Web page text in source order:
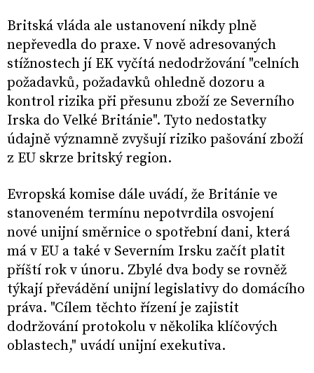
Britská vláda ale ustanovení nikdy plně
nepřevedla do praxe. V nově adresovaných
stížnostech jí EK vyčítá nedodržování "celních
požadavků, požadavků ohledně dozoru a
kontrol rizika při přesunu zboží ze Severního
Irska do Velké Británie". Tyto nedostatky
údajně významně zvyšují riziko pašování zboží
z EU skrze britský region.
Evropská komise dále uvádí, že Británie ve
stanoveném termínu nepotvrdila osvojení
nové unijní směrnice o spotřební dani, která
má v EU a také v Severním Irsku začít platit
příští rok v únoru. Zbylé dva body se rovněž
týkají převádění unijní legislativy do domácího
práva. "Cílem těchto řízení je zajistit
dodržování protokolu v několika klíčových
oblastech," uvádí unijní exekutiva.